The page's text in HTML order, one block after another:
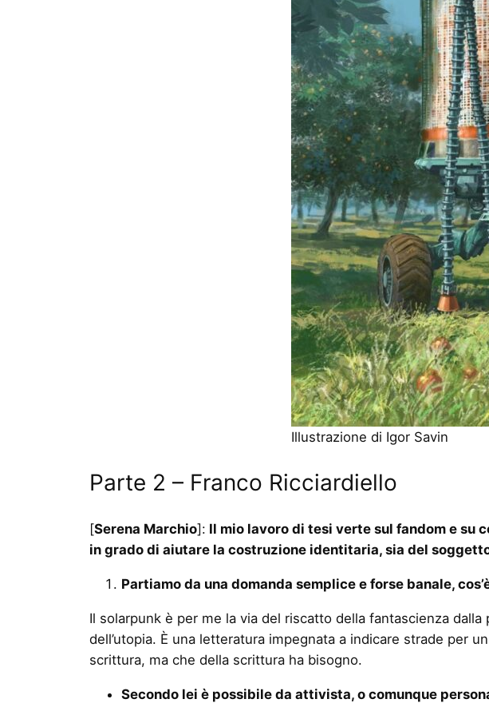
Illustrazione di Igor Savin
Parte 2 – Franco Ricciardiello
[Serena Marchio]: Il mio lavoro di tesi verte sul fandom e su
in grado di aiutare la costruzione identitaria, sia del
Partiamo da una domanda semplice e forse banale,
Il solarpunk è per me la via del riscatto della fantascienza
dell’utopia. È una letteratura impegnata a indicare strade per
scrittura, ma che della scrittura ha bisogno.
Secondo lei è possibile da attivista, o comunque